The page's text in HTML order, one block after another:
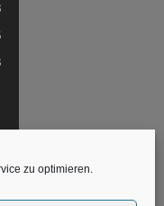
zu optimieren.